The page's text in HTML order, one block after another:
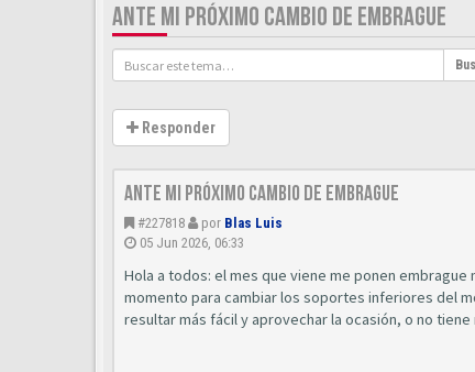
ANTE MI PRÓXIMO CAMBIO DE EMBRAGUE
Responder
Ante mi próximo cambio de embrague
#227818 por Blas Luis
05 Jun 2026, 06:33
Hola a todos: el mes que viene me ponen embrague
momento para cambiar los soportes inferiores del
resultar más fácil y aprovechar la ocasión, o no